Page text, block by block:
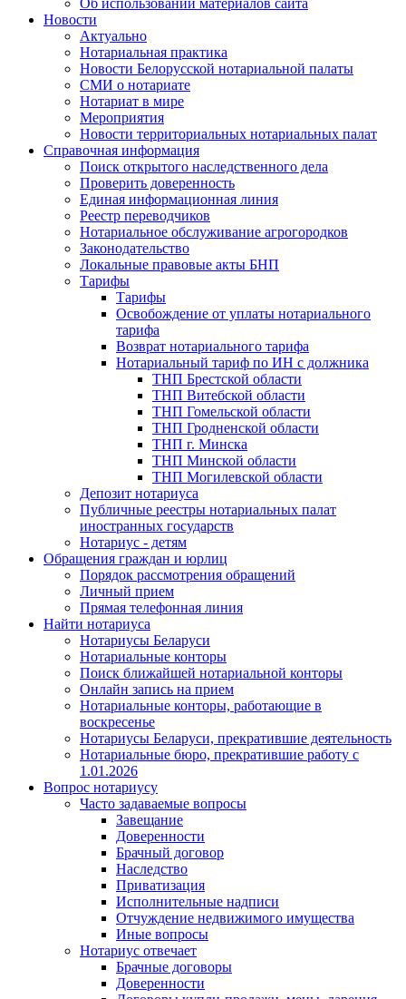
Об использовании материалов сайта
Новости
Актуально
Нотариальная практика
Новости Белорусской нотариальной палаты
СМИ о нотариате
Нотариат в мире
Мероприятия
Новости территориальных нотариальных палат
Справочная информация
Поиск открытого наследственного дела
Проверить доверенность
Единая информационная линия
Реестр переводчиков
Нотариальное обслуживание агрогородков
Законодательство
Локальные правовые акты БНП
Тарифы
Тарифы
Освобождение от уплаты нотариального
тарифа
Возврат нотариального тарифа
Нотариальный тариф по ИН с должника
ТНП Брестской области
ТНП Витебской области
ТНП Гомельской области
ТНП Гродненской области
ТНП г. Минска
ТНП Минской области
ТНП Могилевской области
Депозит нотариуса
Публичные реестры нотариальных палат
иностранных государств
Нотариус - детям
Обращения граждан и юрлиц
Порядок рассмотрения обращений
Личный прием
Прямая телефонная линия
Найти нотариуса
Нотариусы Беларуси
Нотариальные конторы
Поиск ближайшей нотариальной конторы
Онлайн запись на прием
Нотариальные конторы, работающие в
воскресенье
Нотариусы Беларуси, прекратившие деятельность
Нотариальные бюро, прекратившие работу с
1.01.2026
Вопрос нотариусу
Часто задаваемые вопросы
Завещание
Доверенности
Брачный договор
Наследство
Приватизация
Исполнительные надписи
Отчуждение недвижимого имущества
Иные вопросы
Нотариус отвечает
Брачные договоры
Доверенности